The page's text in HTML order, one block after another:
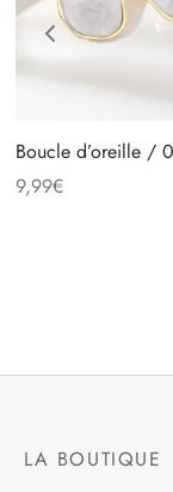
Boucle d’oreille /
9,99€
LA BOUTIQUE